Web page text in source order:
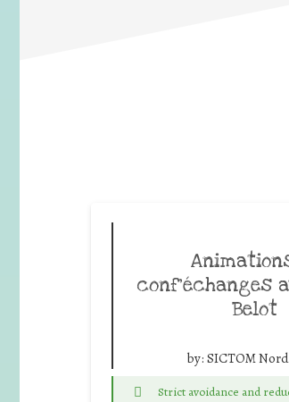
conf’échanges
Belot
by: SICTOM
Strict avoidance and